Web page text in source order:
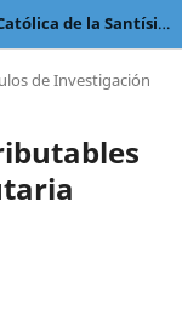
Revista de Derecho de la Universidad Católica de la Santísima Concepción
de Investigación